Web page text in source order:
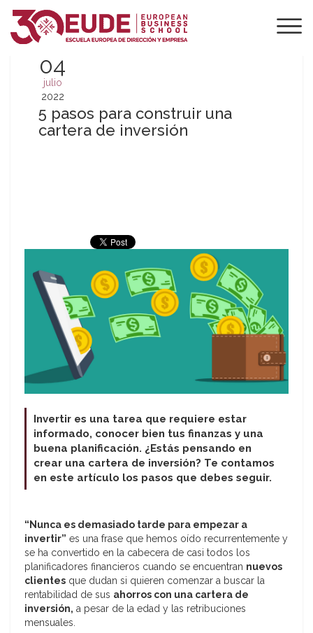
04
julio
2022
5 pasos para construir una
cartera de inversión
Invertir es una tarea que requiere estar
informado, conocer bien tus finanzas y una
buena planificación. ¿Estás pensando en
crear una cartera de inversión? Te contamos
en este artículo los pasos que debes seguir.
“Nunca es demasiado tarde para empezar a
invertir” es una frase que hemos oído recurrentemente y
se ha convertido en la cabecera de casi todos los
planificadores financieros cuando se encuentran nuevos
clientes que dudan si quieren comenzar a buscar la
rentabilidad de sus ahorros con una cartera de
inversión, a pesar de la edad y las retribuciones
mensuales.